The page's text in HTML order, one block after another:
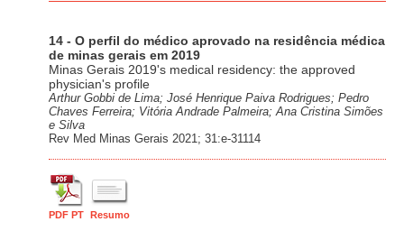
14 - O perfil do médico aprovado na residência médica
de minas gerais em 2019
Minas Gerais 2019's medical residency: the approved
physician's profile
Arthur Gobbi de Lima; José Henrique Paiva Rodrigues; Pedro
Chaves Ferreira; Vitória Andrade Palmeira; Ana Cristina Simões
e Silva
Rev Med Minas Gerais 2021; 31:e-31114
PDF PT Resumo